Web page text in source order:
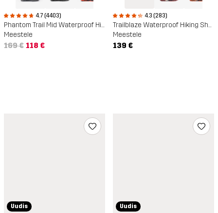
4.7 (4403)
Phantom Trail Mid Waterproof Hiking Boots
Meestele
169 € 118 €
4.3 (283)
Trailblaze Waterproof Hiking Shoes
Meestele
139 €
Uudis Uudis